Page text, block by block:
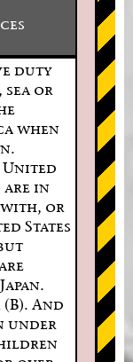
duty
or
when
United
in
with, or
States
And
under